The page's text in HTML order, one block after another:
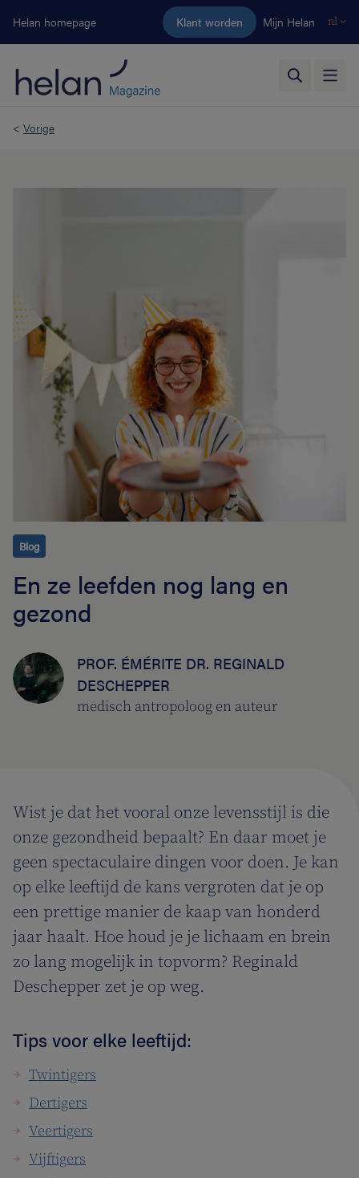
Ga naar de hoofdinhoud
Helan homepage Klant worden Mijn Helan nl
< Vorige
Blog
En ze leefden nog lang en
gezond
PROF. ÉMÉRITE DR. REGINALD
DESCHEPPER
medisch antropoloog en auteur
Wist je dat het vooral onze levensstijl is die
onze gezondheid bepaalt? En daar moet je
geen spectaculaire dingen voor doen. Je kan
op elke leeftijd de kans vergroten dat je op
een prettige manier de kaap van honderd
jaar haalt. Hoe houd je je lichaam en brein
zo lang mogelijk in topvorm? Reginald
Deschepper zet je op weg.
Tips voor elke leeftijd:
Twintigers
Dertigers
Veertigers
Vijftigers